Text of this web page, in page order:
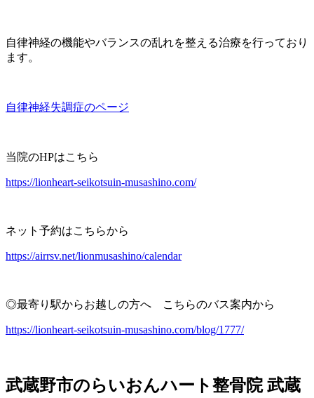
自律神経の機能やバランスの乱れを整える治療を行っており
ます。
自律神経失調症のページ
当院のHPはこちら
https://lionheart-seikotsuin-musashino.com/
ネット予約はこちらから
https://airrsv.net/lionmusashino/calendar
◎最寄り駅からお越しの方へ こちらのバス案内から
https://lionheart-seikotsuin-musashino.com/blog/1777/
武蔵野市のらいおんハート整骨院 武蔵